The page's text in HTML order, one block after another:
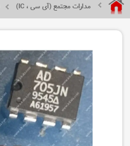
مدارات مجتمع (آی سی ، IC)